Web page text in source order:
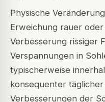
Physische
Erweichung rauer
Verbesserung rissiger
Verspannungen in
typischerweise
konsequenter
Verbesserungen der